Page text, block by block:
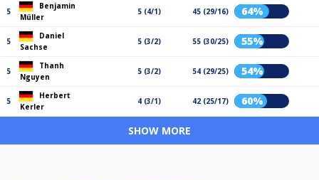
5
Benjamin
Müller
5 (4/1) 45 (29/16) 64%
5
Daniel
Sachse
5 (3/2) 55 (30/25) 55%
5
Thanh
Nguyen
5 (3/2) 54 (29/25) 54%
5
Herbert
Kerler
4 (3/1) 42 (25/17) 60%
SHOW MORE